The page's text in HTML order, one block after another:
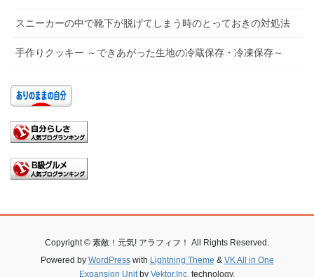
スニーカーの中で靴下が脱げてしまう時のとっておきの対処法
手作りクッキー ～できあがった生地の冷蔵保存・冷凍保存～
Copyright © 素敵！元気! アラフィフ！ All Rights Reserved.
Powered by WordPresswith Lightning Theme & VK All in One
Expansion Unitby Vektor,Inc. technology.